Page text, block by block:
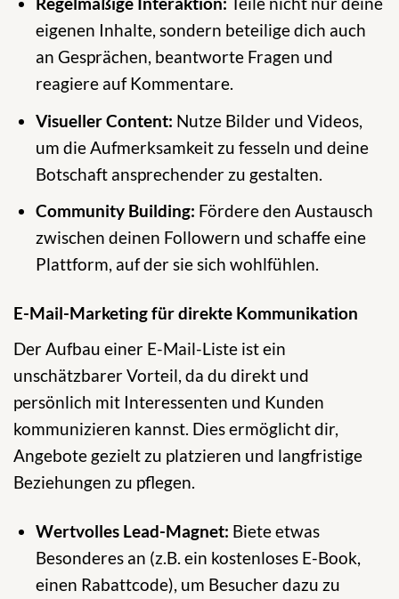
eigenen Inhalte, sondern beteilige dich auch
an Gesprächen, beantworte Fragen und
reagiere auf Kommentare.
Visueller Content: Nutze Bilder und Videos,
um die Aufmerksamkeit zu fesseln und deine
Botschaft ansprechender zu gestalten.
Community Building: Fördere den Austausch
zwischen deinen Followern und schaffe eine
Plattform, auf der sie sich wohlfühlen.
E-Mail-Marketing für direkte Kommunikation
Der Aufbau einer E-Mail-Liste ist ein
unschätzbarer Vorteil, da du direkt und
persönlich mit Interessenten und Kunden
kommunizieren kannst. Dies ermöglicht dir,
Angebote gezielt zu platzieren und langfristige
Beziehungen zu pflegen.
Wertvolles Lead-Magnet: Biete etwas
Besonderes an (z.B. ein kostenloses E-Book,
einen Rabattcode), um Besucher dazu zu